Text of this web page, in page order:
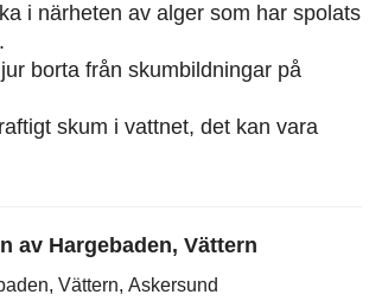
i närheten av alger som har spolats
borta från skumbildningar på
skum i vattnet, det kan vara
av Hargebaden, Vättern